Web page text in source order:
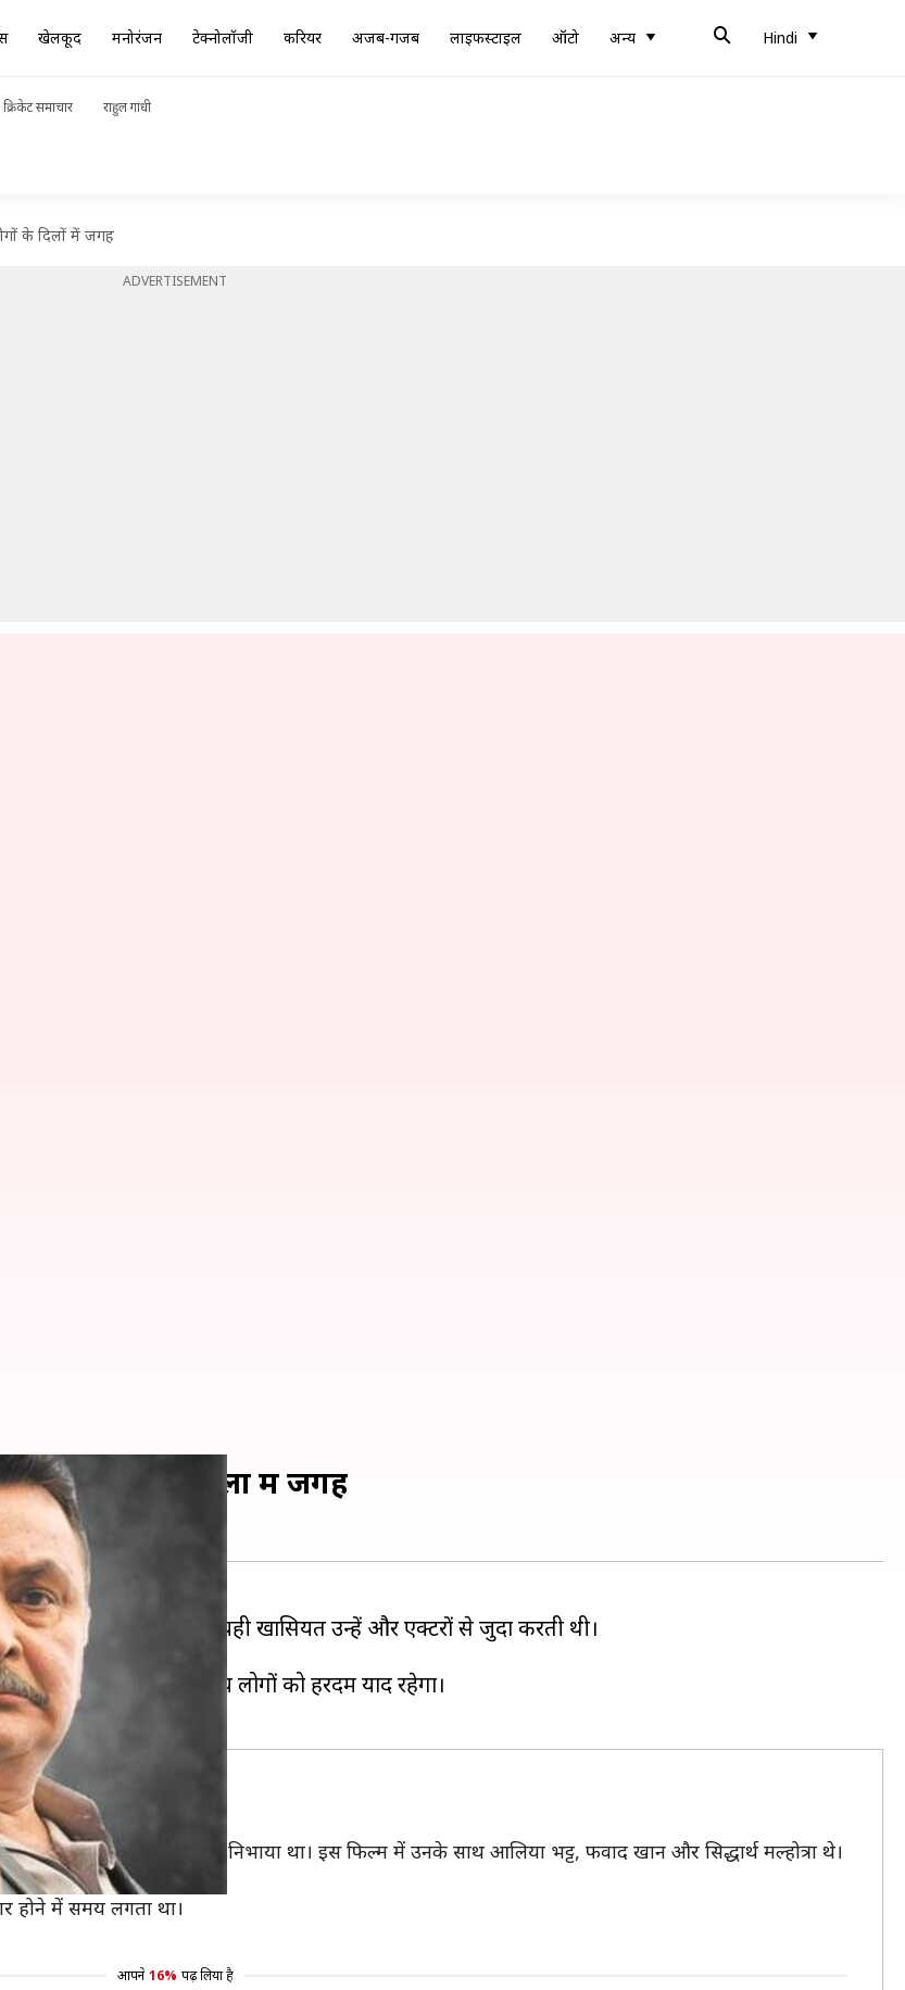
खेलकूद मनोरंजन टेक्नोलॉजी करियर अजब-गजब लाइफस्टाइल ऑटो अन्य Hindi
क्रिकेट समाचार राहुल गांधी
के दिलों में जगह
ADVERTISEMENT
बनाई लोगों के दिलों में जगह
निभा सकते थे। उनकी यही खासियत उन्‍हें और एक्टरों से जुदा करती थी।
रखते थे।
फिल्मों के उनका अभिनय लोगों को हरदम याद रहेगा।
अमरजीत कपूर का रोल निभाया था। इस फिल्म में उनके साथ आलिया भट्ट, फवाद खान और सिद्धार्थ मल्होत्रा थे।
बटोरी थीं।
होने में समय लगता था।
आपने 16% पढ़ लिया है